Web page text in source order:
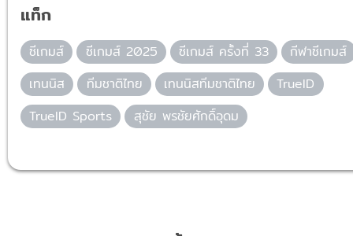
แท็ก
ซีเกมส์ ซีเกมส์ 2025 ซีเกมส์ ครั้งที่ 33
กีฬาซีเกมส์
เทนนิส
ทีมชาติไทย เทนนิสทีมชาติไทย
TrueID
TrueID Sports
สุชัย พรชัยศักดิ์อุดม